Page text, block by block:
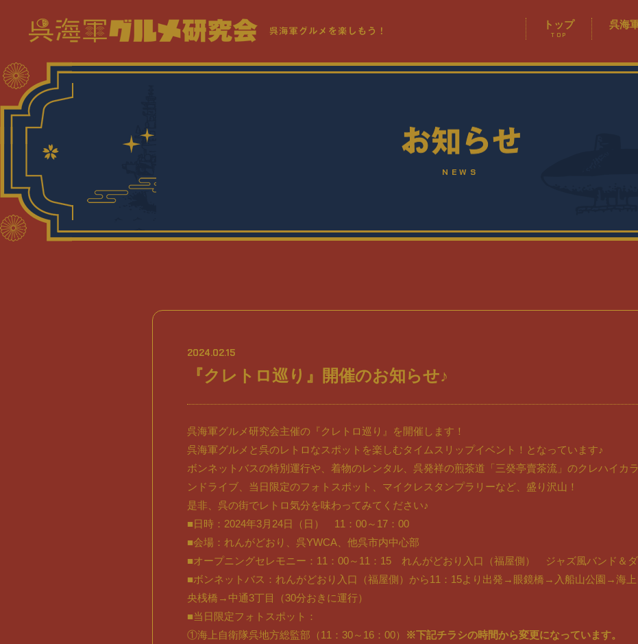
トップ
TOP
呉海
NEWS
2024.02.15
『クレトロ巡り』開催のお知らせ♪
呉海軍グルメ研究会主催の『クレトロ巡り』を開催します！
呉海軍グルメと呉のレトロなスポットを楽しむタイムスリップイベント！となっています♪
ボンネットバスの特別運行や、着物のレンタル、呉発祥の煎茶道「三癸亭賣茶流」のクレハイカ
ンドライブ、当日限定のフォトスポット、マイクレスタンプラリーなど、盛り沢山！
是非、呉の街でレトロ気分を味わってみてください♪
■日時：2024年3月24日（日） 11：00～17：00
■会場：れんがどおり、呉YWCA、他呉市内中心部
■オープニングセレモニー：11：00～11：15 れんがどおり入口（福屋側） ジャズ風バンド＆ダ
■ボンネットバス：れんがどおり入口（福屋側）から11：15より出発→眼鏡橋→入船山公園→海
央桟橋→中通3丁目（30分おきに運行）
■当日限定フォトスポット：
①海上自衛隊呉地方総監部（11：30～16：00）
※下記チラシの時間から変更になっています。